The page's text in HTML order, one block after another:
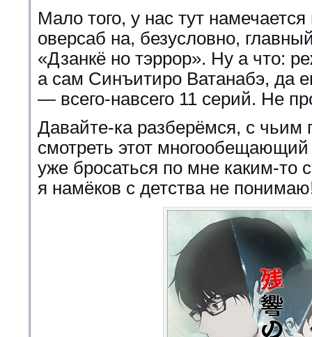
Мало того, у нас тут
оверсаб на, безусловно,
«Дзанкё но тэррор». Ну а что:
а сам Синъитиро Ватанабэ, да
— всего-навсего 11 серий. Не
Давайте-ка разберёмся, с чьим
смотреть этот
уже бросаться по мне каким-то
я намёков с детства не